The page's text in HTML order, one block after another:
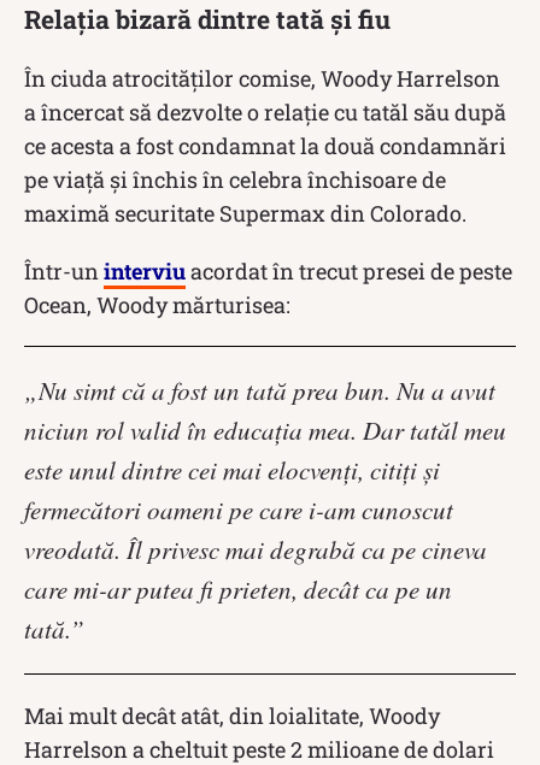
Relația bizară dintre tată și fiu
În ciuda atrocităților comise, Woody Harrelson
a încercat să dezvolte o relație cu tatăl său după
ce acesta a fost condamnat la două condamnări
pe viață și închis în celebra închisoare de
maximă securitate Supermax din Colorado.
Într-un interviuacordat în trecut presei de peste
Ocean, Woody mărturisea:
„Nu simt că a fost un tată prea bun.Nu a avut
niciun rol valid în educația mea. Dar tatăl meu
este unul dintre cei mai elocvenți, citiți și
fermecători oameni pe care i-am cunoscut
vreodată. Îl privesc mai degrabă ca pe cineva
care mi-ar putea fi prieten, decât ca pe un
tată.”
Mai mult decât atât, din loialitate, Woody
Harrelson a cheltuit peste 2 milioane de dolari